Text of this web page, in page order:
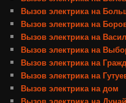
Вызов электрика на
Вызов электрика на
Вызов электрика на
Вызов электрика на
Вызов электрика на
Вызов электрика на
Вызов электрика на дом